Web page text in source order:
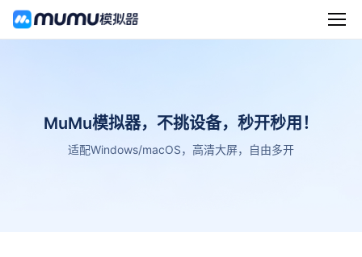
MuMu模拟器，不挑设备，秒开秒用！
适配Windows/macOS，高清大屏，自由多开